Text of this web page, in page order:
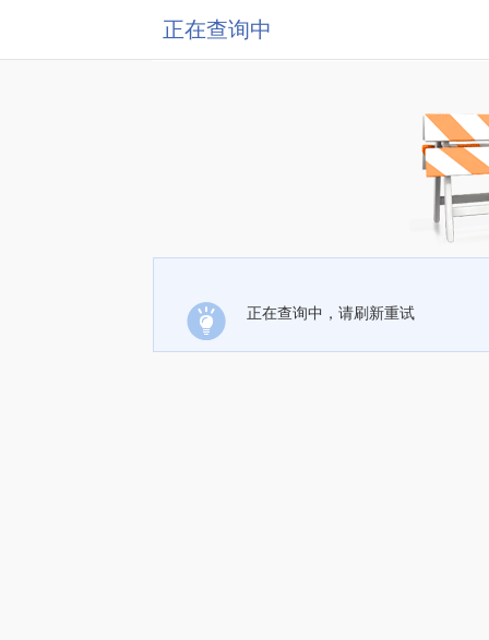
正在查询中
正在查询中，请刷新重试